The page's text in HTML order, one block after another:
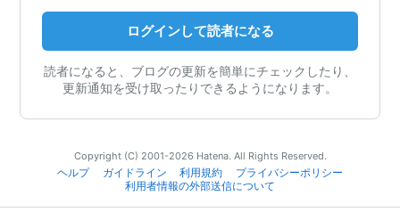
ログインして読者になる
読者になると、ブログの更新を簡単にチェックしたり、
更新通知を受け取ったりできるようになります。
Copyright (C) 2001-2026 Hatena. All Rights Reserved.
ヘルプ
ガイドライン 利用規約
プライバシーポリシー
利用者情報の外部送信について